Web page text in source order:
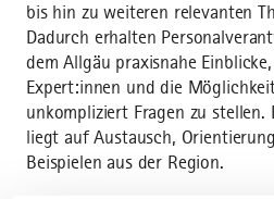
bis hin zu weiteren relevanten
Dadurch erhalten
dem Allgäu praxisnahe
Expert:innen und die
unkompliziert Fragen zu stellen.
liegt auf Austausch,
Beispielen aus der Region.